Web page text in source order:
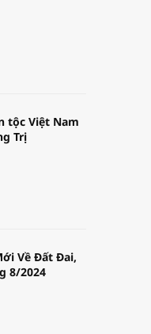
tộc Việt Nam
Trị
Về Đất Đai,
8/2024